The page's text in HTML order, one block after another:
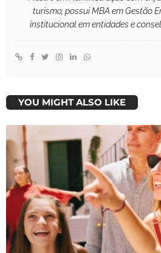
turismo, possui MBA em Gestão
institucional em entidades e
YOU MIGHT ALSO LIKE